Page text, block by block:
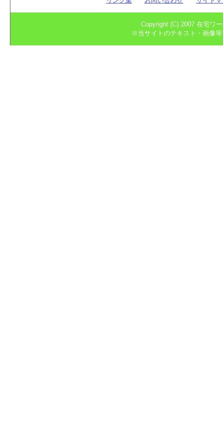
Copyright (C) 2007 在宅ワ
※当サイトのテキスト・画像